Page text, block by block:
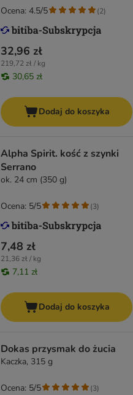
32,96 zł
219,72 zł / kg
30,65 zł
Ocena: 4.5/5 (2)
Dodaj do koszyka
Alpha Spirit. kość z szynki
Serrano
ok. 24 cm (350 g)
7,48 zł
21,36 zł / kg
7,11 zł
Ocena: 5/5 (3)
Dodaj do koszyka
Dokas przysmak do żucia
Kaczka, 315 g
Ocena: 5/5 (3)